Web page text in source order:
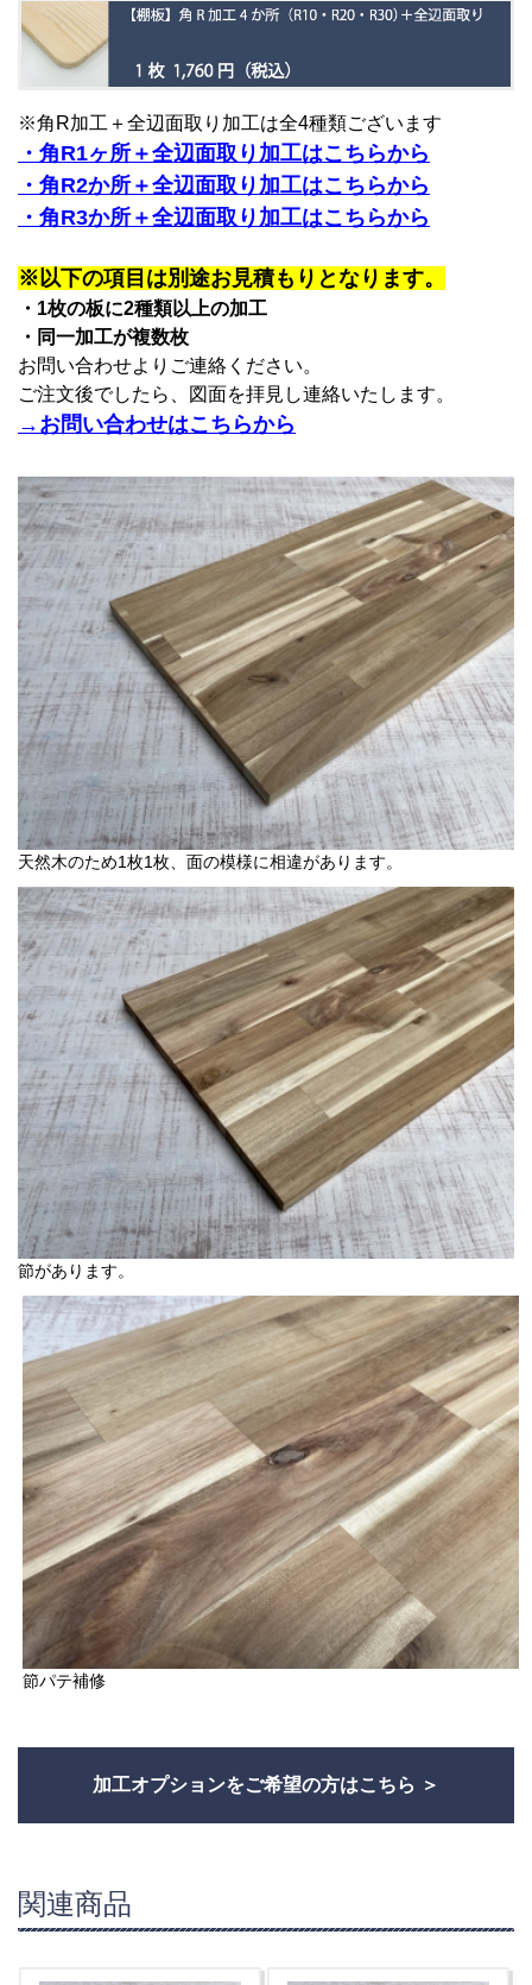
※角R加工＋全辺面取り加工は全4種類ございます
・角R1ヶ所＋全辺面取り加工はこちらから
・角R2か所＋全辺面取り加工はこちらから
・角R3か所＋全辺面取り加工はこちらから
※以下の項目は別途お見積もりとなります。
・1枚の板に2種類以上の加工
・同一加工が複数枚
お問い合わせよりご連絡ください。
ご注文後でしたら、図面を拝見し連絡いたします。
→お問い合わせはこちらから
天然木のため1枚1枚、面の模様に相違があります。
節があります。
節パテ補修
加工オプションをご希望の方はこちら
関連商品